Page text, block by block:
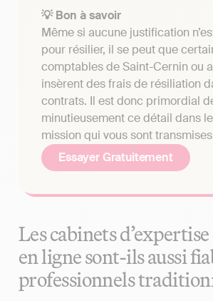
💡 Bon à savoir
Même si aucune justification
pour résilier, il se peut que
comptables de Saint-Cernin ou
insèrent des frais de résiliation
contrats. Il est donc primordial
minutieusement ce détail dans
mission qui vous sont
Essayer Gratuitement
Les cabinets
en ligne sont-ils aussi
professionnels